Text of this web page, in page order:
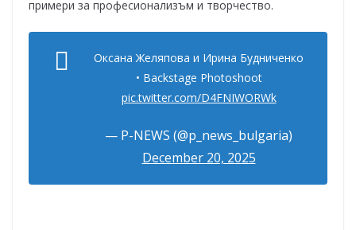
примери за професионализъм и творчество.
Оксана Желяпова и Ирина Будниченко
• Backstage Photoshoot
pic.twitter.com/D4FNIWORWk
— P-NEWS (@p_news_bulgaria)
December 20, 2025